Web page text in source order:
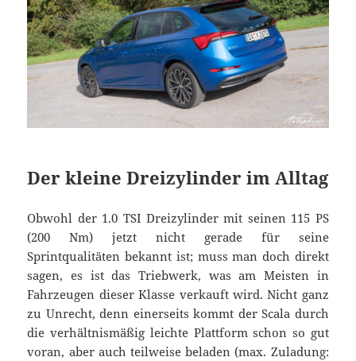
Der kleine Dreizylinder im Alltag
Obwohl der 1.0 TSI Dreizylinder mit seinen 115 PS
(200 Nm) jetzt nicht gerade für seine
Sprintqualitäten bekannt ist; muss man doch direkt
sagen, es ist das Triebwerk, was am Meisten in
Fahrzeugen dieser Klasse verkauft wird. Nicht ganz
zu Unrecht, denn einerseits kommt der Scala durch
die verhältnismäßig leichte Plattform schon so gut
voran, aber auch teilweise beladen (max. Zuladung: